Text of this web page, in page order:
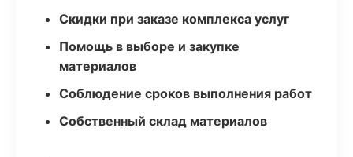
Скидки при заказе комплекса услуг
Помощь в выборе и закупке
материалов
Соблюдение сроков выполнения работ
Собственный склад материалов